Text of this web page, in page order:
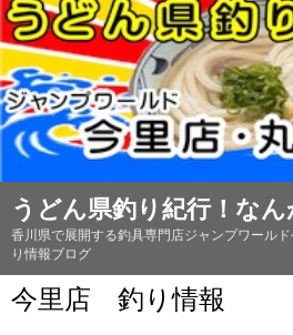
うどん県釣り紀行！なん
香川県で展開する釣具専門店ジャンプワール
り情報ブログ
今里店 釣り情報